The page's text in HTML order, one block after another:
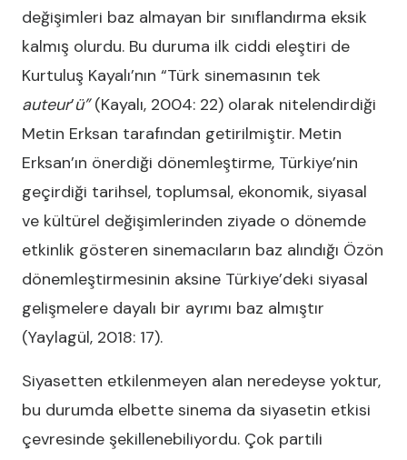
değişimleri baz almayan bir sınıflandırma eksik
kalmış olurdu. Bu duruma ilk ciddi eleştiri de
Kurtuluş Kayalı’nın “Türk sinemasının tek
auteur’ü”(Kayalı, 2004: 22) olarak nitelendirdiği
Metin Erksan tarafından getirilmiştir. Metin
Erksan’ın önerdiği dönemleştirme, Türkiye’nin
geçirdiği tarihsel, toplumsal, ekonomik, siyasal
ve kültürel değişimlerinden ziyade o dönemde
etkinlik gösteren sinemacıların baz alındığı Özön
dönemleştirmesinin aksine Türkiye’deki siyasal
gelişmelere dayalı bir ayrımı baz almıştır
(Yaylagül, 2018: 17).
Siyasetten etkilenmeyen alan neredeyse yoktur,
bu durumda elbette sinema da siyasetin etkisi
çevresinde şekillenebiliyordu. Çok partili